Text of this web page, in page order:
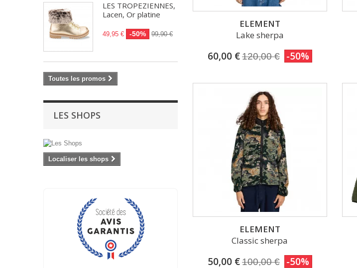
LES TROPEZIENNES,
Lacen, Or platine
49,95 € -50% 99,90 €
Toutes les promos
LES SHOPS
Localiser les shops
ELEMENT
Lake sherpa
60,00 €120,00 € -50%
ELEMENT
Classic sherpa
50,00 €100,00 € -50%